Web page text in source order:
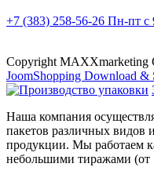
+7 (383) 258-56-26 Пн-пт с
Copyright MAXXmarketing
JoomShopping Download &
Наша компания
пакетов различных видов
продукции. Мы работаем
небольшими тиражами (от